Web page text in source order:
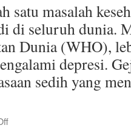
Mood
satu masalah
di seluruh dunia.
Dunia (WHO),
depresi.
sedih yang
on